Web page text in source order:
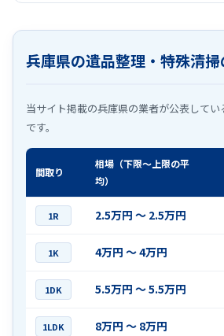
兵庫県の遺品整理・特殊清
当サイト掲載の兵庫県の業者が公表して
です。
間取り
相場（下限〜上限の平
均）
1R 2.5万円 〜 2.5万円
1K 4万円 〜 4万円
1DK 5.5万円 〜 5.5万円
1LDK 8万円 〜 8万円